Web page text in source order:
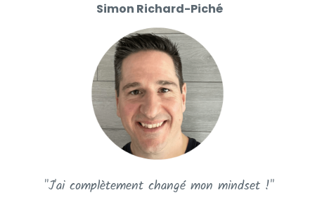
Simon Richard-Piché
"J'ai complètement changé mon mindset !"